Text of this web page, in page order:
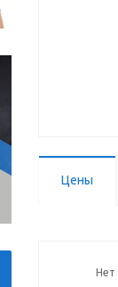
Цены
Нет